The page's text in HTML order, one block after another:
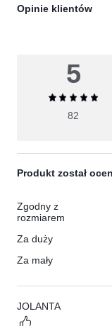
Opinie klientów
5
JOLANTA
5
Średnia
ocena
82
Produkt został
Zgodny z
rozmiarem
Za duży
Za mały